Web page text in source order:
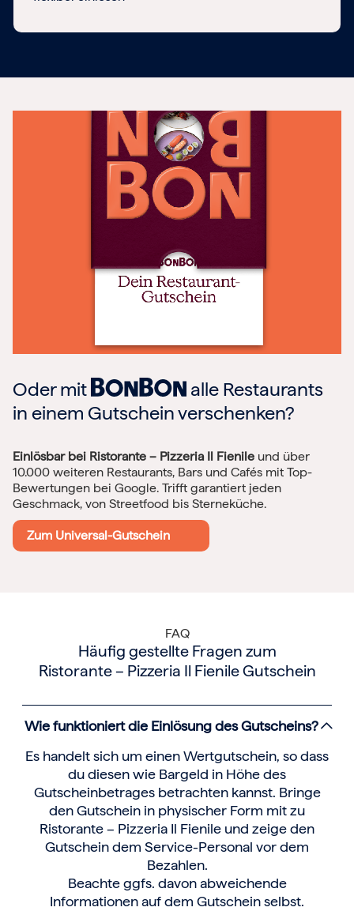
Oder mit
alle Restaurants
in einem Gutschein verschenken?
Einlösbar bei Ristorante – Pizzeria Il Fienile und über
10.000 weiteren Restaurants, Bars und Cafés mit Top-
Bewertungen bei Google. Trifft garantiert jeden
Geschmack, von Streetfood bis Sterneküche.
Zum Universal-Gutschein
FAQ
Häufig gestellte Fragen zum
Ristorante – Pizzeria Il Fienile Gutschein
Wie funktioniert die Einlösung des Gutscheins?
Es handelt sich um einen Wertgutschein, so dass
du diesen wie Bargeld in Höhe des
Gutscheinbetrages betrachten kannst. Bringe
den Gutschein in physischer Form mit zu
Ristorante – Pizzeria Il Fienile und zeige den
Gutschein dem Service-Personal vor dem
Bezahlen.
Beachte ggfs. davon abweichende
Informationen auf dem Gutschein selbst.